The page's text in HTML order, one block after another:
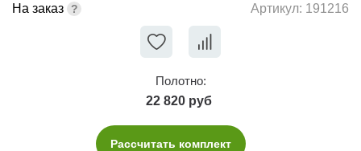
На заказ Артикул: 191216
Полотно:
22 820 руб
Рассчитать комплект